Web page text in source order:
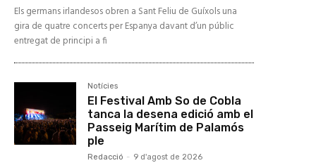
Els germans irlandesos obren a Sant Feliu de Guíxols una
gira de quatre concerts per Espanya davant d’un públic
entregat de principi a fi
Notícies
El Festival Amb So de Cobla
tanca la desena edició amb el
Passeig Marítim de Palamós
ple
Redacció - 9 d'agost de 2026